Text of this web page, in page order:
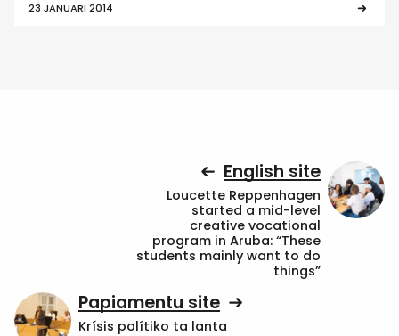
23 JANUARI 2014
English site
Loucette Reppenhagen
started a mid-level
creative vocational
program in Aruba: “These
students mainly want to do
things”
Papiamentu site
Krísis polítiko ta lanta